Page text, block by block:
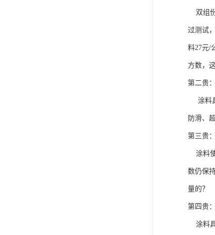
双组份
过测试
料27元/
方数，
第二贵
涂料具
防滑、
第三贵
涂料使
数仍保
量的？
第四贵
涂料具